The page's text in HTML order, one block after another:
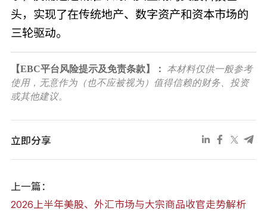
头，实现了在传统地产、数字资产和资本市场的
三轮驱动。
【EBC平台风险提示及免责条款】：
本材料仅供一般参考
使用，无意作为（也不应被视为）值得信赖的财务、投资
或其他建议。
立即分享
上一篇：
2026上半年美股、外汇市场与大宗商品收官走势解析